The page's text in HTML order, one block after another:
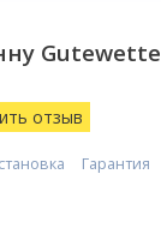
Telegram
info@bydom.by
отзыв
Гарантия